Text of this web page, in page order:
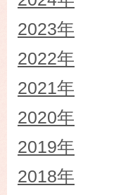
2023年
2022年
2021年
2020年
2019年
2018年